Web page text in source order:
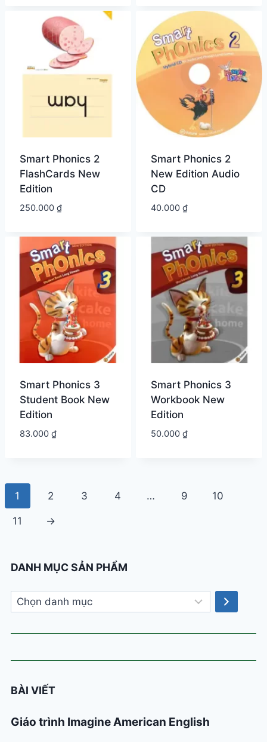
Smart Phonics 2
FlashCards New
Edition
250.000 ₫
Smart Phonics 2
New Edition Audio
CD
40.000 ₫
Smart Phonics 3
Student Book New
Edition
83.000 ₫
Smart Phonics 3
Workbook New
Edition
50.000 ₫
1 2 3 4 … 9 10
11 →
DANH MỤC SẢN PHẨM
Chọn
danh
mục
BÀI VIẾT
Giáo trình Imagine American English